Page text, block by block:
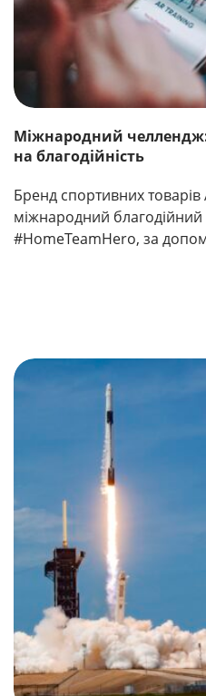
Міжнародний челлендж:
на благодійність
Бренд спортивних товарів
міжнародний
#HomeTeamHero, за